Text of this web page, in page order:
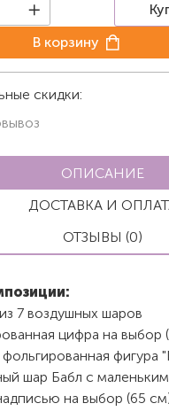
В корзину
скидки:
ОПИСАНИЕ
ДОСТАВКА И
ОТЗЫВЫ (0)
7 воздушных шаров
цифра на выбор
фольгированная фигура
шар Бабл с
на выбор (65